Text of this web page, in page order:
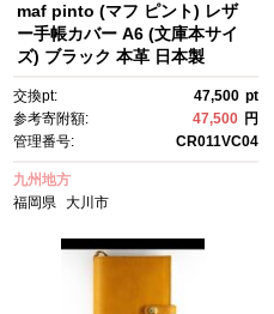
maf pinto (マフ ピント) レザ
ー手帳カバー A6 (文庫本サイ
ズ) ブラック 本革 日本製
交換pt: 47,500 pt
参考寄附額:
47,500 円
管理番号:
CR011VC04
九州地方
福岡県 大川市